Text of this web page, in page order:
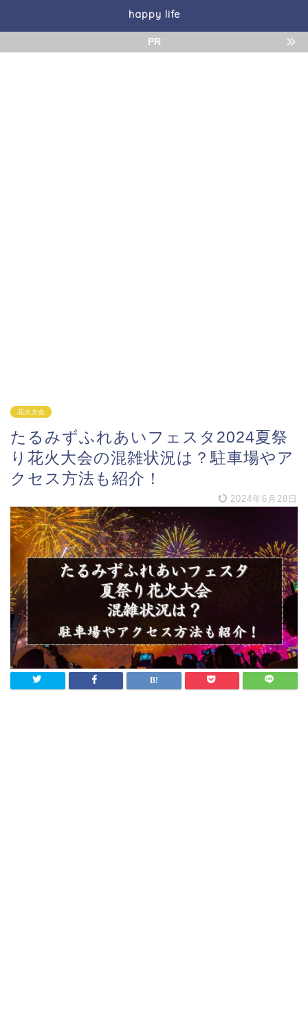
happy life
PR
花火大会
たるみずふれあいフェスタ2024夏祭
り花火大会の混雑状況は？駐車場やア
クセス方法も紹介！
2024年6月28日